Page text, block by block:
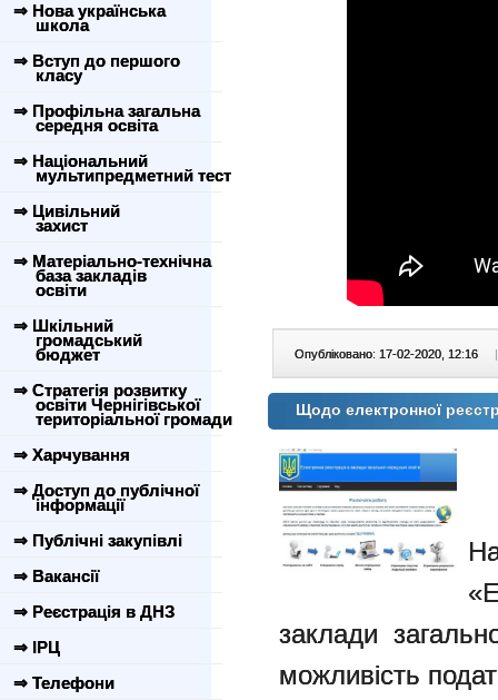
⇒ Нова українська
школа
⇒ Вступ до першого
класу
⇒ Профільна загальна
середня освіта
⇒ Національний
мультипредметний тест
⇒ Цивільний
захист
⇒ Матеріально-технічна
база закладів
освіти
⇒ Шкільний
громадський
бюджет
⇒ Стратегія розвитку
освіти Чернігівської
територіальної громади
⇒ Харчування
⇒ Доступ до публічної
інформації
⇒ Публічні закупівлі
⇒ Вакансії
⇒ Реєстрація в ДНЗ
⇒ ІРЦ
⇒ Телефони
Опубліковано: 17-02-2020, 12:16 |
Щодо електронної
заклади
можливість